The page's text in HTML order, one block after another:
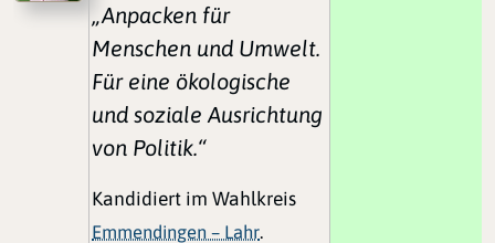
„Anpacken für
Menschen und Umwelt.
Für eine ökologische
und soziale Ausrichtung
von Politik.“
Kandidiert im Wahlkreis
Emmendingen – Lahr.